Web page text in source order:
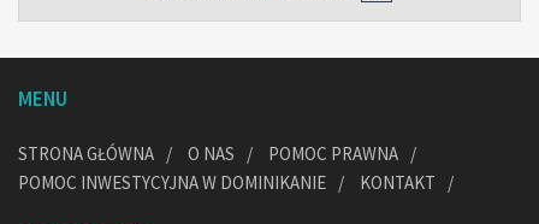
MENU
STRONA GŁÓWNA O NAS
POMOC PRAWNA
POMOC INWESTYCYJNA W DOMINIKANIE
KONTAKT